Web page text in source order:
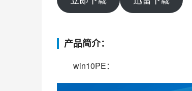
产品简介：
win10PE：